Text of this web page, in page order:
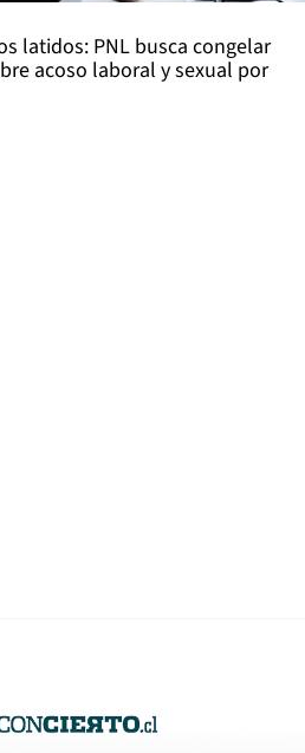
latidos: PNL busca congelar
acoso laboral y sexual por